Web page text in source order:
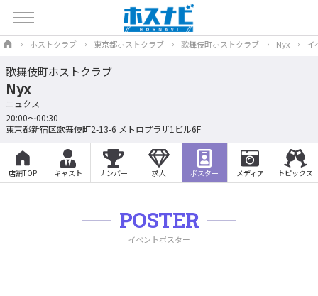
ホストクラブ 東京都ホストクラブ 歌舞伎町ホストクラブ Nyx イ
歌舞伎町ホストクラブ
Nyx
ニュクス
20:00～00:30
東京都新宿区歌舞伎町2-13-6 メトロプラザ1ビル6F
店舗TOP キャスト ナンバー 求人 ポスター メディア トピックス
POSTER
イベントポスター